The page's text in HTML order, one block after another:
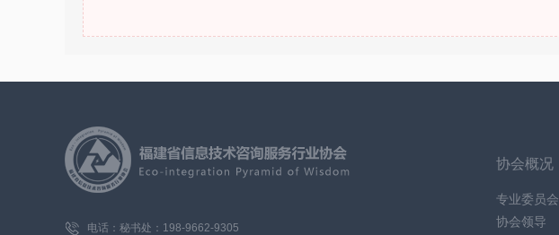
电话：秘书处： 198-9662-9305
协会概况
专业委员会
协会领导